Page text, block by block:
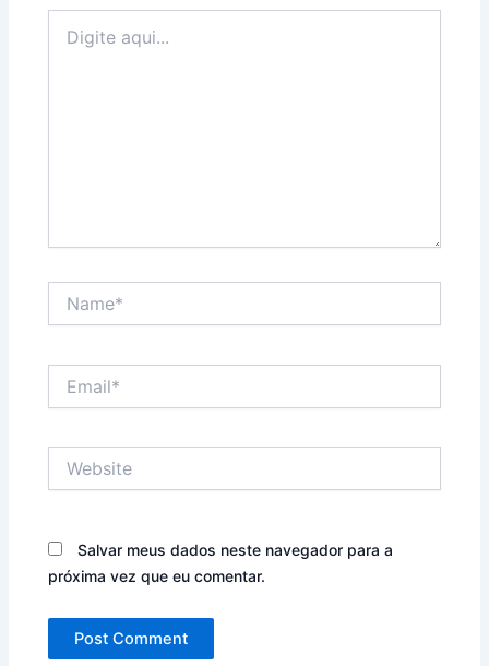
aqui...
Salvar meus dados neste navegador para a
próxima vez que eu comentar.